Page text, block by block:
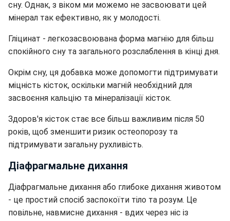
сну. Однак, з віком ми можемо не засвоювати цей
мінерал так ефективно, як у молодості.
Гліцинат - легкозасвоювана форма магнію для більш
спокійного сну та загального розслаблення в кінці дня.
Окрім сну, ця добавка може допомогти підтримувати
міцність кісток, оскільки магній необхідний для
засвоєння кальцію та мінералізації кісток.
Здоров'я кісток стає все більш важливим після 50
років, щоб зменшити ризик остеопорозу та
підтримувати загальну рухливість.
Діафрагмальне дихання
Діафрагмальне дихання або глибоке дихання животом
- це простий спосіб заспокоїти тіло та розум. Це
повільне, навмисне дихання - вдих через ніс із